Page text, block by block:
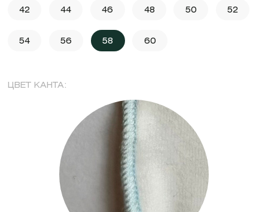
42 44 46 48 50 52
54 56 58 60
ЦВЕТ КАНТА: